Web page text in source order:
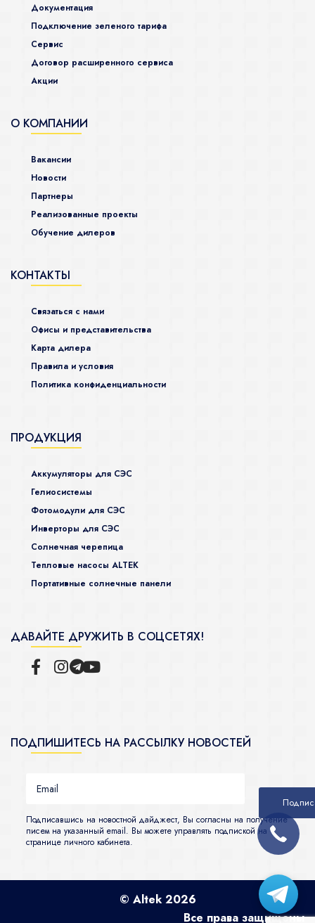
Документация
Подключение зеленого тарифа
Сервис
Договор расширенного сервиса
Акции
О КОМПАНИИ
Вакансии
Новости
Партнеры
Реализованные проекты
Обучение дилеров
КОНТАКТЫ
Связаться с нами
Офисы и представительства
Карта дилера
Правила и условия
Политика конфиденциальности
ПРОДУКЦИЯ
Аккумуляторы для СЭС
Гелиосистемы
Фотомодули для СЭС
Инверторы для СЭС
Солнечная черепица
Тепловые насосы ALTEK
Портативные солнечные панели
ДАВАЙТЕ ДРУЖИТЬ В СОЦСЕТЯХ!
ПОДПИШИТЕСЬ НА РАССЫЛКУ НОВОСТЕЙ
Подписавшись на новостной дайджест, Вы согласны на получение
писем на указанный email. Вы можете управлять подпиской на
странице личного кабинета.
© Altek 2026
Все права защищены